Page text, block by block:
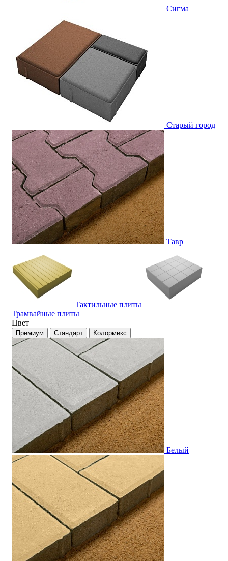
Сигма
Старый город
Тавр
Тактильные плиты
Трамвайные плиты
Цвет
Премиум Стандарт Колормикс
Белый